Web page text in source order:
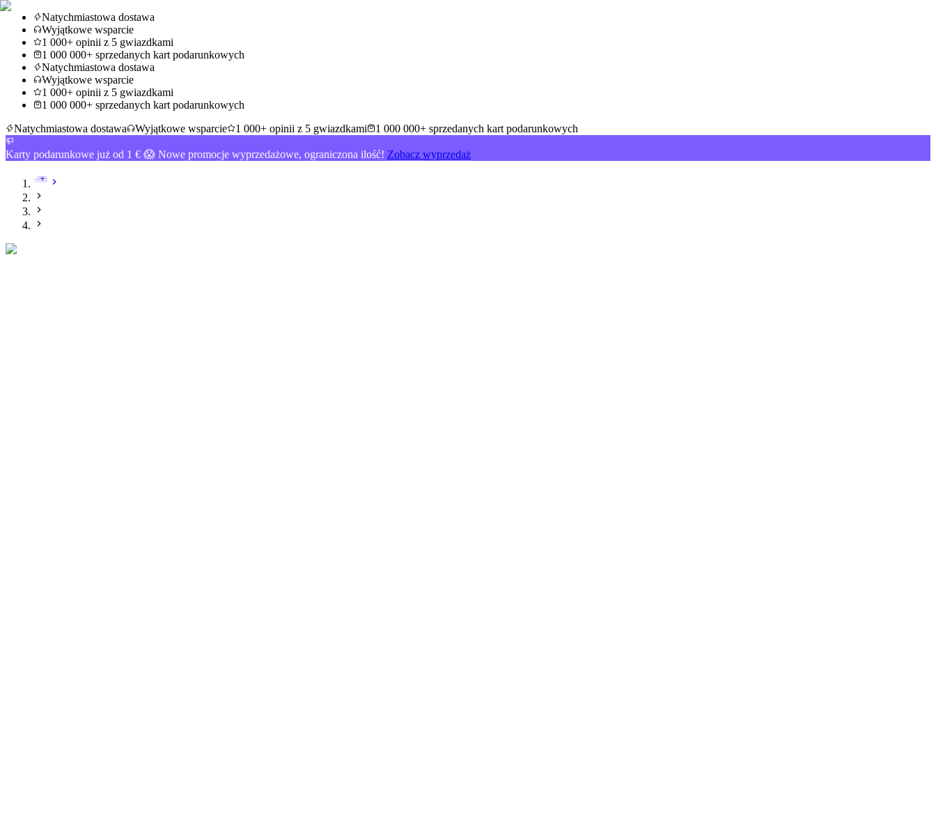
Natychmiastowa dostawa
Wyjątkowe wsparcie
1 000+ opinii z 5 gwiazdkami
1 000 000+ sprzedanych kart podarunkowych
Natychmiastowa dostawa
Wyjątkowe wsparcie
1 000+ opinii z 5 gwiazdkami
1 000 000+ sprzedanych kart podarunkowych
Natychmiastowa dostawa
Wyjątkowe wsparcie 1 000+ opinii z 5 gwiazdkami 1 000 000+ sprzedanych kart podarunkowych
Karty podarunkowe już od 1 € 😱 Nowe promocje wyprzedażowe, ograniczona ilość! Zobacz wyprzedaż